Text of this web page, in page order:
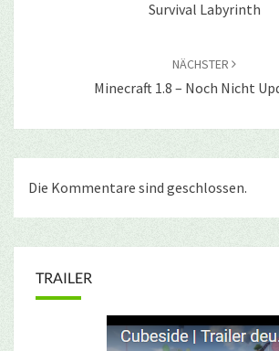
Survival Labyrinth
NÄCHSTER
Minecraft 1.8 – Noch Nicht
Die Kommentare sind geschlossen.
TRAILER